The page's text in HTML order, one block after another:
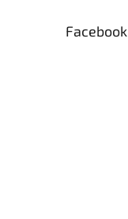
Facebook